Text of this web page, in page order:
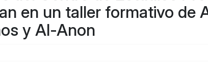
en un taller formativo de
y Al-Anon